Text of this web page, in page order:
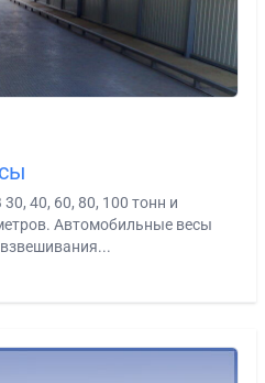
40, 60, 80, 100 тонн и
Автомобильные весы